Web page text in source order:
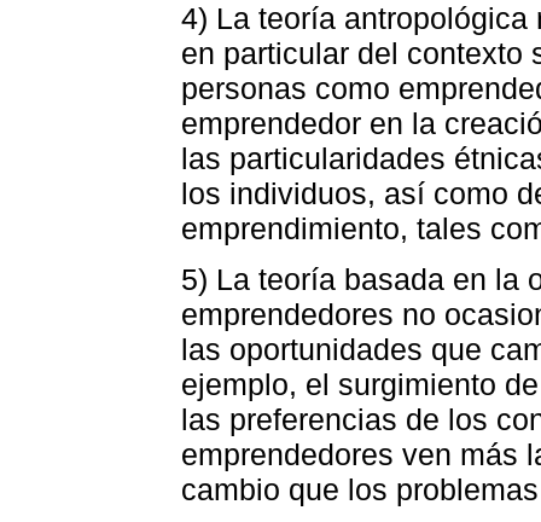
4) La teoría
en particular del contexto
personas como
emprendedor en la
las particularidades
los individuos, así como
emprendimiento, tales
5) La teoría basada en la
emprendedores no
las oportunidades que
ejemplo, el surgimiento
las preferencias de los
emprendedores ven más
cambio que los